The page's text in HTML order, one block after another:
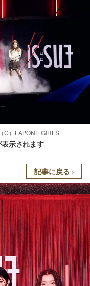
C）LAPONE GIRLS
示されます
記事に戻る